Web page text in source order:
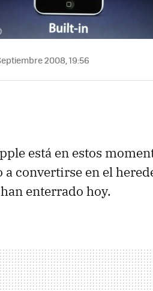
2008, 19:56
está en estos
convertirse en el
enterrado hoy.